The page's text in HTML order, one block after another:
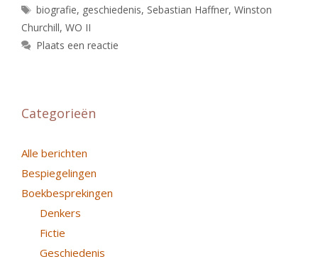
Tags
biografie, geschiedenis, Sebastian Haffner,Winston
Churchill, WO II
Plaats een reactie
Categorieën
Alle berichten
Bespiegelingen
Boekbesprekingen
Denkers
Fictie
Geschiedenis